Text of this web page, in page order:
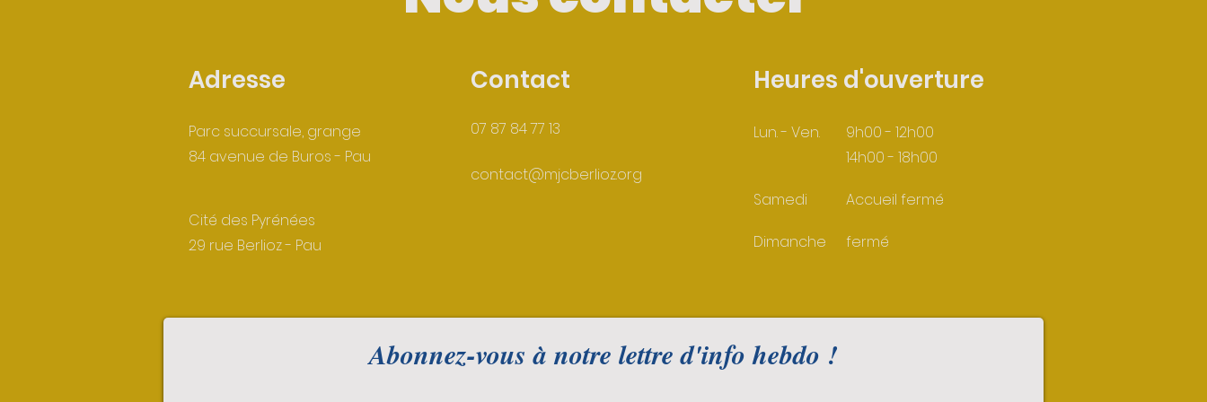
Adresse
Parc succursale, grange
84 avenue de Buros - Pau
Cité des Pyrénées
29 rue Berlioz - Pau
Contact
07 87 84 77 13
contact@mjcberlioz.org
Heures d'ouverture
Lun. - Ven.
9h00 - 12h00
14h00 - 18h00
Samedi Accueil fermé
Dimanche fermé
Abonnez-vous à notre lettre d'info hebdo !